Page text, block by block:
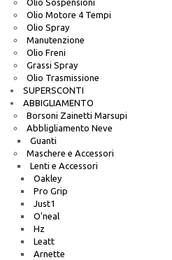
Olio Sospensioni
Olio Motore 4 Tempi
Olio Spray
Manutenzione
Olio Freni
Grassi Spray
Olio Trasmissione
SUPERSCONTI
ABBIGLIAMENTO
Borsoni Zainetti Marsupi
Abbligliamento Neve
Guanti
Maschere e Accessori
Lenti e Accessori
Oakley
Pro Grip
Just1
O'neal
Hz
Leatt
Arnette